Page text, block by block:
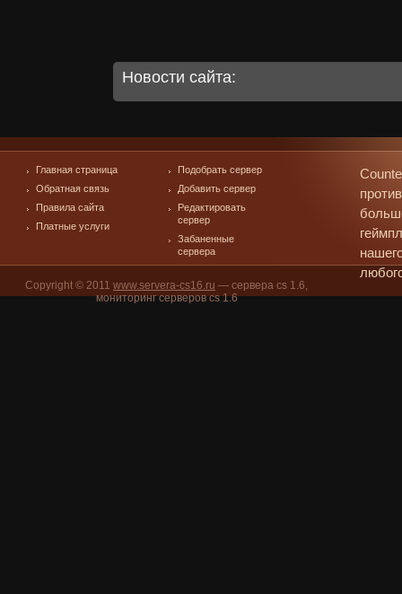
Новости сайта:
Главная страница
Обратная связь
Правила сайта
Платные услуги
Подобрать сервер
Добавить сервер
Редактировать
сервер
Забаненные
сервера
Copyright © 2011 www.servera-cs16.ru — сервера cs 1.6,
мониторинг серверов cs 1.6